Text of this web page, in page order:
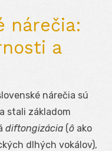
nárečia:
a
nárečia sú
stali základom
diftongizácia (ô ako
dlhých vokálov),